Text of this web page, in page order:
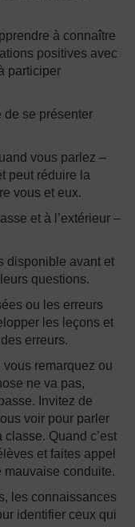
à connaître
positives avec
participer
de se présenter
vous parlez –
peut réduire la
vous et eux.
et à l’extérieur –
disponible avant et
questions.
ou les erreurs
les leçons et
erreurs.
remarquez ou
ne va pas,
Invitez de
voir pour parler
Quand c’est
et faites appel
conduite.
les connaissances
identifier ceux qui